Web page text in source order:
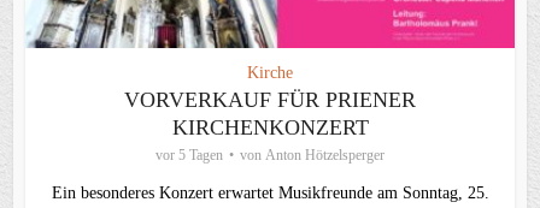
Kirche
VORVERKAUF FÜR PRIENER
KIRCHENKONZERT
vor 5 Tagen von Anton Hötzelsperger
Ein besonderes Konzert erwartet Musikfreunde am Sonntag, 25.